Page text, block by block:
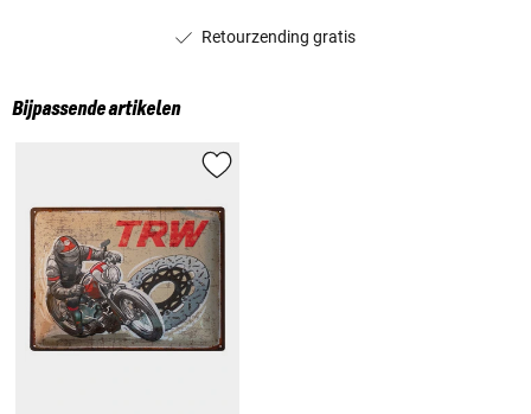
Retourzending gratis
Bijpassende artikelen